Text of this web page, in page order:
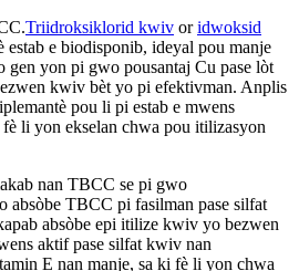
Triidroksiklorid kwiv oridwoksid
e biodisponib, ideyal pou manje
yon pi gwo pousantaj Cu pase lòt
kwiv bèt yo pi efektivman. Anplis
pou li pi estab e mwens
li yon ekselan chwa pou itilizasyon
nan TBCC se pi gwo
absòbe TBCC pi fasilman pase silfat
absòbe epi itilize kwiv yo bezwen
aktif pase silfat kwiv nan
E nan manje, sa ki fè li yon chwa